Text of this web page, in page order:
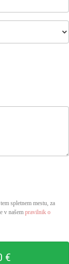
spletnem mestu, za
v našem pravilnik o
€